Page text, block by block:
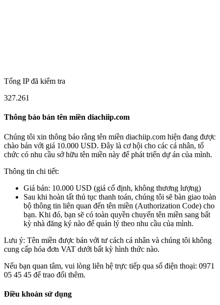
Tổng IP đã kiểm tra
327.261
Thông báo bán tên miền diachiip.com
Chúng tôi xin thông báo rằng tên miền diachiip.com hiện đang được
chào bán với giá 10.000 USD. Đây là cơ hội cho các cá nhân, tổ
chức có nhu cầu sở hữu tên miền này để phát triển dự án của mình.
Thông tin chi tiết:
Giá bán: 10.000 USD (giá cố định, không thương lượng)
Sau khi hoàn tất thủ tục thanh toán, chúng tôi sẽ bàn giao toàn
bộ thông tin liên quan đến tên miền (Authorization Code) cho
bạn. Khi đó, bạn sẽ có toàn quyền chuyển tên miền sang bất
kỳ nhà đăng ký nào để quản lý theo nhu cầu của mình.
Lưu ý: Tên miền được bán với tư cách cá nhân và chúng tôi không
cung cấp hóa đơn VAT dưới bất kỳ hình thức nào.
Nếu bạn quan tâm, vui lòng liên hệ trực tiếp qua số điện thoại: 0971
05 45 45 để trao đổi thêm.
Điều khoản sử dụng